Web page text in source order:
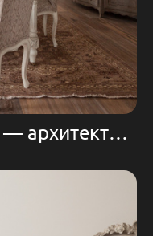
Дом в стиле прованс — архитектор Инна Никонова